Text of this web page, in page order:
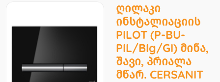
ღილაკი
ინსტალიაციის
PILOT (P-BU-
PIL/BIg/GI) მინა,
შავი, პრიალა
მწარ. CERSANIT